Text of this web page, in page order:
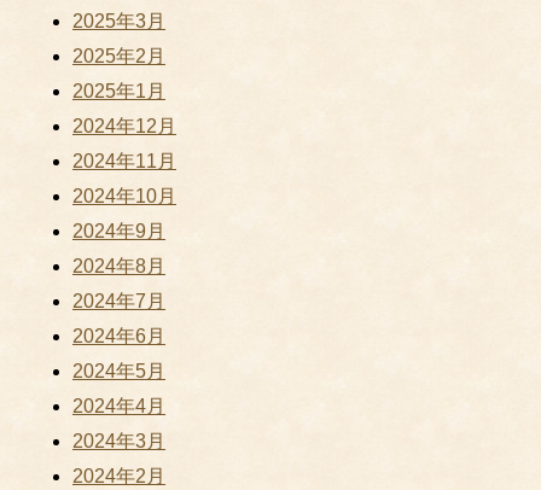
2025年3月
2025年2月
2025年1月
2024年12月
2024年11月
2024年10月
2024年9月
2024年8月
2024年7月
2024年6月
2024年5月
2024年4月
2024年3月
2024年2月